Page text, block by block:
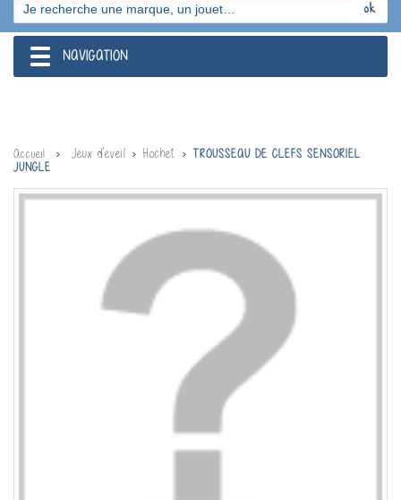
navigation
NAVIGATION
Accueil Jeux d'eveil Hochet
TROUSSEAU DE CLEFS SENSORIEL
JUNGLE